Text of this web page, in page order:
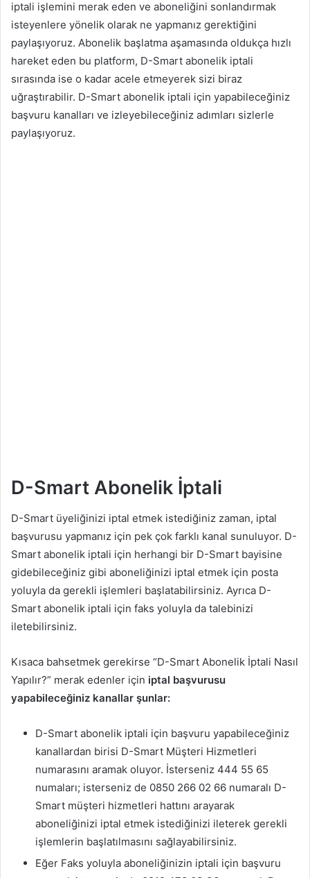
iptali işlemini merak eden ve aboneliğini sonlandırmak
isteyenlere yönelik olarak ne yapmanız gerektiğini
paylaşıyoruz. Abonelik başlatma aşamasında oldukça hızlı
hareket eden bu platform, D-Smart abonelik iptali
sırasında ise o kadar acele etmeyerek sizi biraz
uğraştırabilir. D-Smart abonelik iptali için yapabileceğiniz
başvuru kanalları ve izleyebileceğiniz adımları sizlerle
paylaşıyoruz.
D-Smart Abonelik İptali
D-Smart üyeliğinizi iptal etmek istediğiniz zaman, iptal
başvurusu yapmanız için pek çok farklı kanal sunuluyor. D-
Smart abonelik iptali için herhangi bir D-Smart bayisine
gidebileceğiniz gibi aboneliğinizi iptal etmek için posta
yoluyla da gerekli işlemleri başlatabilirsiniz. Ayrıca D-
Smart abonelik iptali için faks yoluyla da talebinizi
iletebilirsiniz.
Kısaca bahsetmek gerekirse “D-Smart Abonelik İptali Nasıl
Yapılır?” merak edenler için iptal başvurusu
yapabileceğiniz kanallar şunlar:
D-Smart abonelik iptali için başvuru yapabileceğiniz
kanallardan birisi D-Smart Müşteri Hizmetleri
numarasını aramak oluyor. İsterseniz 444 55 65
numaları; isterseniz de 0850 266 02 66 numaralı D-
Smart müşteri hizmetleri hattını arayarak
aboneliğinizi iptal etmek istediğinizi ileterek gerekli
işlemlerin başlatılmasını sağlayabilirsiniz.
Eğer Faks yoluyla aboneliğinizin iptali için başvuru